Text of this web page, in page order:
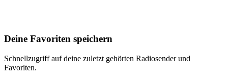
Deine Favoriten speichern
Schnellzugriff auf deine zuletzt gehörten Radiosender und
Favoriten.